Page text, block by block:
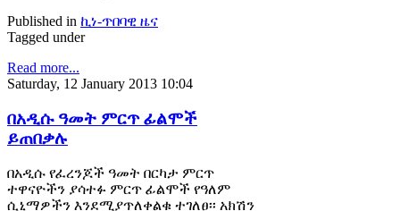
Published in ኪነ-ጥበባዊ ዜና
Tagged under
Read more...
Saturday, 12 January 2013 10:04
በአዲሱ ዓመት ምርጥ ፊልሞች
ይጠበቃሉ
በአዲሱ የፈረንጆች ዓመት በርካታ ምርጥ
ተዋናዮችን ያሳተፉ ምርጥ ፊልሞች የዓለም
ሲኒማዎችን እንደሚያጥለቀልቁ ተገለፀ፡፡ አክሽን